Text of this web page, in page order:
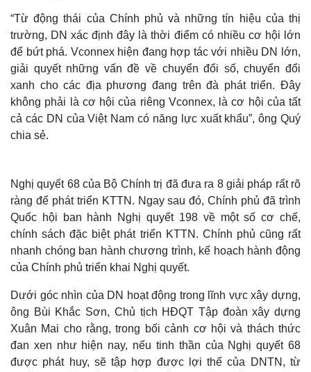
“Từ động thái của Chính phủ và những tín hiệu của thị
trường, DN xác định đây là thời điểm có nhiều cơ hội lớn
để bứt phá. Vconnex hiện đang hợp tác với nhiều DN lớn,
giải quyết những vấn đề về chuyển đổi số, chuyển đổi
xanh cho các địa phương đang trên đà phát triển. Đây
không phải là cơ hội của riêng Vconnex, là cơ hội của tất
cả các DN của Việt Nam có năng lực xuất khẩu”, ông Quý
chia sẻ.
Nghị quyết 68 của Bộ Chính trị đã đưa ra 8 giải pháp rất rõ
ràng để phát triển KTTN. Ngay sau đó, Chính phủ đã trình
Quốc hội ban hành Nghị quyết 198 về một số cơ chế,
chính sách đặc biệt phát triển KTTN. Chính phủ cũng rất
nhanh chóng ban hành chương trình, kế hoạch hành động
của Chính phủ triển khai Nghị quyết.
Dưới góc nhìn của DN hoạt động trong lĩnh vực xây dựng,
ông Bùi Khắc Sơn, Chủ tịch HĐQT Tập đoàn xây dựng
Xuân Mai cho rằng, trong bối cảnh cơ hội và thách thức
đan xen như hiện nay, nếu tinh thần của Nghị quyết 68
được phát huy, sẽ tập hợp được lợi thế của DNTN, từ